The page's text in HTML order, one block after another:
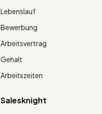
Lebenslauf
Bewerbung
Arbeitsvertrag
Gehalt
Arbeitszeiten
Salesknight